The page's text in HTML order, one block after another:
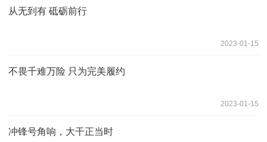
从无到有 砥砺前行
2023-01-15
不畏千难万险 只为完美履约
2023-01-15
冲锋号角响，大干正当时